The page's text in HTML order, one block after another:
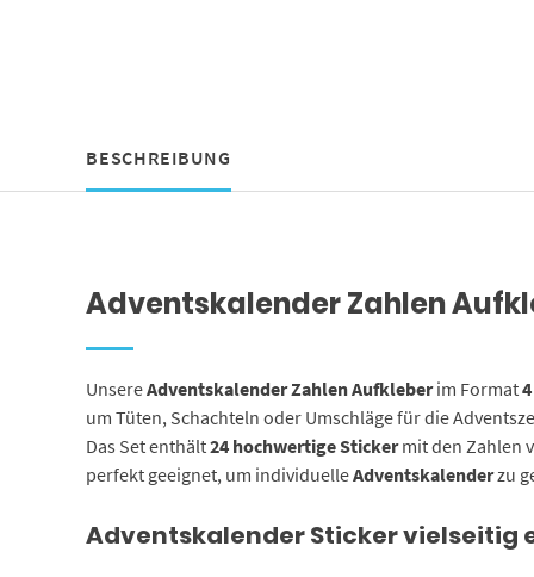
BESCHREIBUNG
Adventskalender Zahlen
UnsereAdventskalender Zahlen Aufkleberim Format
um Tüten, Schachteln oder Umschläge für die
Das Set enthält24 hochwertige Stickermit den Zahlen
perfekt geeignet, um individuelleAdventskalenderzu
Adventskalender Sticker vielseitig